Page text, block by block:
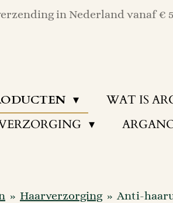
in Nederland vanaf €
WAT IS
» Haarverzorging » Anti-